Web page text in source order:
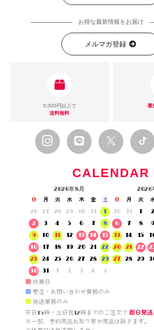
お得な最新情報をお届け
メルマガ登録
5,000円以上で
送料無料
最
CALENDAR
2026年8月
日 月 火 水 木 金
土
26
27 28 29 30 31
1
2
3 4 5 6 7
8
9
10 11 12 13 14
15
16
17 18 19 20 21
22
23
24 25 26 27 28
29
30
31 1 2 3 4 5
2026
日 月 火
30
31 1 2
6
7 8 9
13
14 15
20
21 22
27
28 29
■ 休業日
■ 受注・お問い合わせ業務のみ
■ 発送業務のみ
平日15時・土日祝12時までのご注文で 即日発送
※一部、予約商品お取り寄せ商品は除きます。